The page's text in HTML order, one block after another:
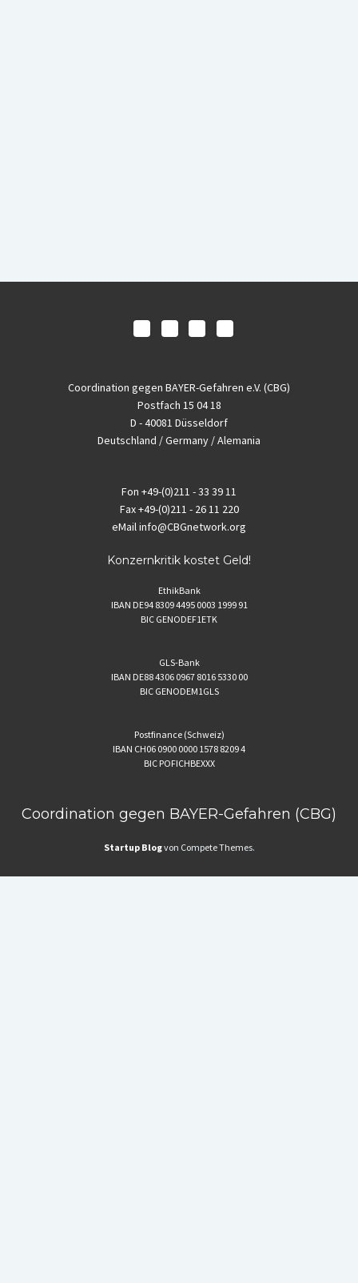
Coordination gegen BAYER-Gefahren e.V. (CBG)
Postfach 15 04 18
D - 40081 Düsseldorf
Deutschland / Germany / Alemania
Fon +49-(0)211 - 33 39 11
Fax+49-(0)211 - 26 11 220
eMailinfo@CBGnetwork.org
Konzernkritik kostet Geld!
EthikBank
IBAN DE94 8309 4495 0003 1999 91
BIC GENODEF1ETK
GLS-Bank
IBAN DE88 4306 0967 8016 5330 00
BIC GENODEM1GLS
Postfinance (Schweiz)
IBAN CH06 0900 0000 1578 8209 4
BIC POFICHBEXXX
Coordination gegen BAYER-Gefahren (CBG)
Startup Blogvon Compete Themes.